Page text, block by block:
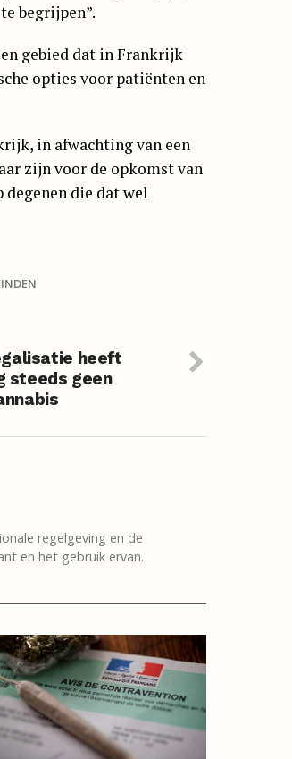
begrijpen”.
gebied dat in Frankrijk
opties voor patiënten en
in afwachting van een
zijn voor de opkomst van
die dat wel
heeft
steeds geen
regelgeving en de
en het gebruik ervan.